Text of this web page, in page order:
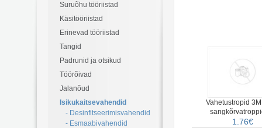
Suruõhu tööriistad
Käsitööriistad
Erinevad tööriistad
Tangid
Padrunid ja otsikud
Töörõivad
Jalanõud
Isikukaitsevahendid
- Desinfitseerimisvahendid
- Esmaabivahendid
Vahetustropid
1.76€